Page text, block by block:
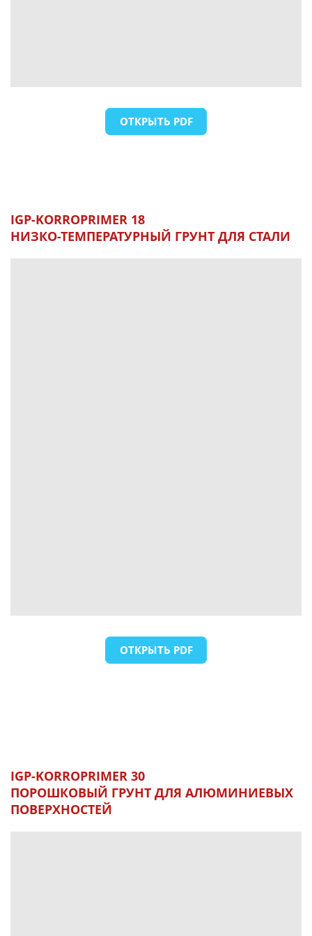
ОТКРЫТЬ PDF
IGP-KORROPRIMER 18
НИЗКО-ТЕМПЕРАТУРНЫЙ ГРУНТ ДЛЯ СТАЛИ
ОТКРЫТЬ PDF
IGP-KORROPRIMER 30
ПОРОШКОВЫЙ ГРУНТ ДЛЯ АЛЮМИНИЕВЫХ
ПОВЕРХНОСТЕЙ